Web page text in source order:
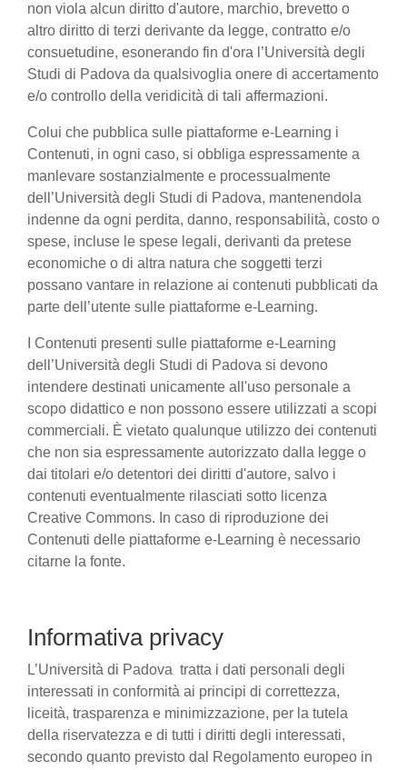
non viola alcun diritto d'autore, marchio, brevetto o
altro diritto di terzi derivante da legge, contratto e/o
consuetudine, esonerando fin d'ora l’Università degli
Studi di Padova da qualsivoglia onere di accertamento
e/o controllo della veridicità di tali affermazioni.
Colui che pubblica sulle piattaforme e-Learning i
Contenuti, in ogni caso, si obbliga espressamente a
manlevare sostanzialmente e processualmente
dell’Università degli Studi di Padova, mantenendola
indenne da ogni perdita, danno, responsabilità, costo o
spese, incluse le spese legali, derivanti da pretese
economiche o di altra natura che soggetti terzi
possano vantare in relazione ai contenuti pubblicati da
parte dell’utente sulle piattaforme e-Learning.
I Contenuti presenti sulle piattaforme e-Learning
dell’Università degli Studi di Padova si devono
intendere destinati unicamente all'uso personale a
scopo didattico e non possono essere utilizzati a scopi
commerciali. È vietato qualunque utilizzo dei contenuti
che non sia espressamente autorizzato dalla legge o
dai titolari e/o detentori dei diritti d'autore, salvo i
contenuti eventualmente rilasciati sotto licenza
Creative Commons. In caso di riproduzione dei
Contenuti delle piattaforme e-Learning è necessario
citarne la fonte.
Informativa privacy
L’Università di Padova tratta i dati personali degli
interessati in conformità ai principi di correttezza,
liceità, trasparenza e minimizzazione, per la tutela
della riservatezza e di tutti i diritti degli interessati,
secondo quanto previsto dal Regolamento europeo in